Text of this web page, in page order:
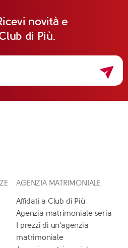
novità e
di Più.
AGENZIA MATRIMONIALE
Affidati a Club di Più
Agenzia matrimoniale seria
I prezzi di un'agenzia
matrimoniale